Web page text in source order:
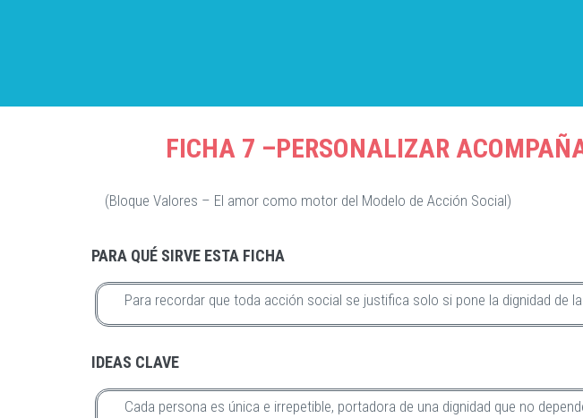
FICHA 7 –PERSONALIZAR
(Bloque Valores – El amor como motor del Modelo de Acción Social)
PARA QUÉ SIRVE ESTA FICHA
Para recordar que toda acción social se justifica solo si pone la dignidad de
IDEAS CLAVE
Cada persona es única e irrepetible, portadora de una dignidad que no